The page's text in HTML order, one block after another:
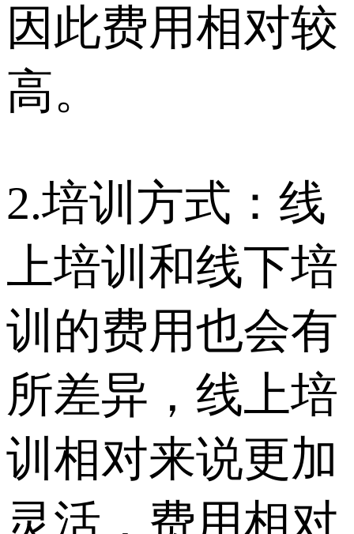
因此费用相对较
高。
2.培训方式：线
上培训和线下培
训的费用也会有
所差异，线上培
训相对来说更加
灵活，费用相对